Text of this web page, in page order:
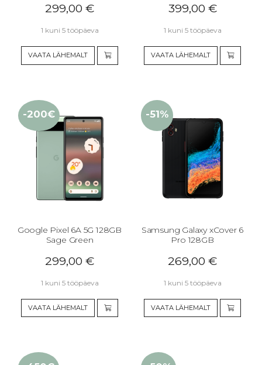
299,00 €
1 kuni 5 tööpäeva
VAATA LÄHEMALT
399,00 €
1 kuni 5 tööpäeva
VAATA LÄHEMALT
Google Pixel 6A 5G 128GB
Sage Green
-200€
299,00 €
1 kuni 5 tööpäeva
VAATA LÄHEMALT
Samsung Galaxy xCover 6
Pro 128GB
-51%
269,00 €
1 kuni 5 tööpäeva
VAATA LÄHEMALT